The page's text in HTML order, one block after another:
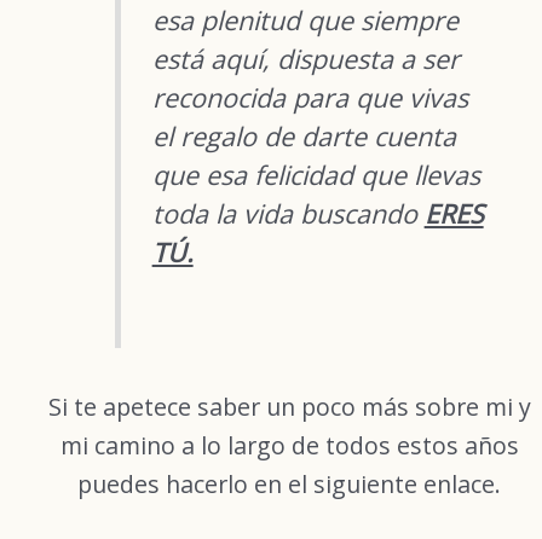
esa plenitud que siempre
está aquí, dispuesta a ser
reconocida para que vivas
el regalo de darte cuenta
que esa felicidad que llevas
toda la vida buscando ERES
TÚ.
Si te apetece saber un poco más sobre mi y
mi camino a lo largo de todos estos años
puedes hacerlo en el siguiente enlace.